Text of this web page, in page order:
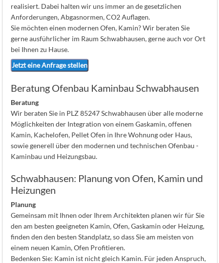
realisiert. Dabei halten wir uns immer an de gesetzlichen
Anforderungen, Abgasnormen, CO2 Auflagen.
Sie möchten einen modernen Ofen, Kamin? Wir beraten Sie
gerne ausführlicher im Raum Schwabhausen, gerne auch vor Ort
bei Ihnen zu Hause.
Jetzt eine Anfrage stellen
Beratung Ofenbau Kaminbau Schwabhausen
Beratung
Wir beraten Sie in PLZ 85247 Schwabhausen über alle moderne
Möglichkeiten der Integration von einem Gaskamin, offenen
Kamin, Kachelofen, Pellet Ofen in Ihre Wohnung oder Haus,
sowie generell über den modernen und technischen Ofenbau -
Kaminbau und Heizungsbau.
Schwabhausen: Planung von Ofen, Kamin und
Heizungen
Planung
Gemeinsam mit Ihnen oder Ihrem Architekten planen wir für Sie
den am besten geeigneten Kamin, Ofen, Gaskamin oder Heizung,
finden den den besten Standplatz, so dass Sie am meisten von
einem neuen Kamin, Ofen Profitieren.
Bedenken Sie: Kamin ist nicht gleich Kamin. Für jeden Anspruch,